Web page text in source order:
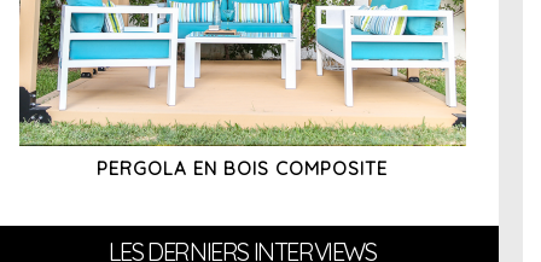
PERGOLA EN BOIS COMPOSITE
LES DERNIERS INTERVIEWS